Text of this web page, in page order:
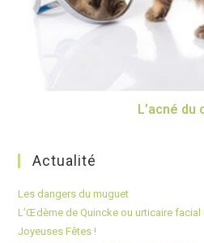
L’acné du
Actualité
Les dangers du muguet
L’Œdème de Quincke ou urticaire facial
Joyeuses Fêtes !